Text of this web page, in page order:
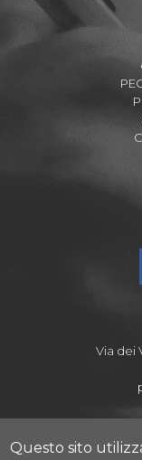
Via dei
Questo sito